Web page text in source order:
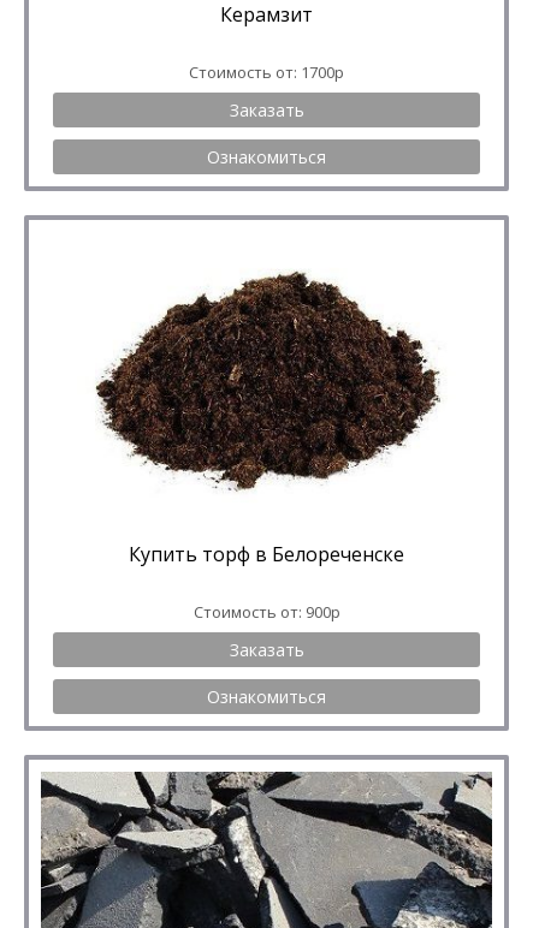
Керамзит
Стоимость от: 1700р
Заказать
Ознакомиться
Купить торф в Белореченске
Стоимость от: 900р
Заказать
Ознакомиться